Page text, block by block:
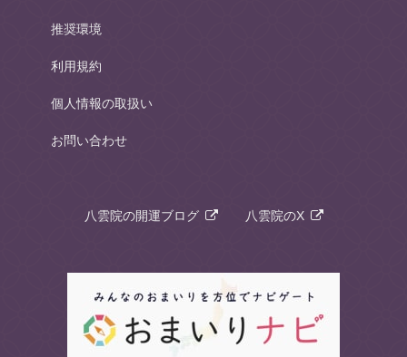
推奨環境
利用規約
個人情報の取扱い
お問い合わせ
八雲院の開運ブログ 八雲院のX